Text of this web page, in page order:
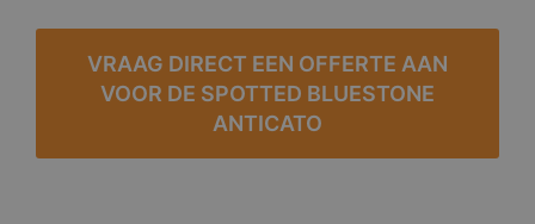
VRAAG DIRECT EEN OFFERTE AAN
VOOR DE SPOTTED BLUESTONE
ANTICATO